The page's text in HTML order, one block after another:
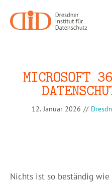
Inhalt
springen
MICROSOFT
12. Januar 2026 //
Nichts ist so beständig